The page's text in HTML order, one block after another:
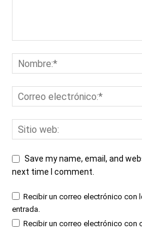
Save my name, email, and
next time I comment.
Recibir un correo electrónico con
entrada.
Recibir un correo electrónico con